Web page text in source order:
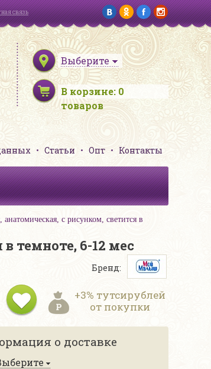
связь
Выберите
В корзине: 0
товаров
Статьи Опт Контакты
с рисунком, светится в
темноте, 6-12 мес
Бренд:
+3% тутсирублей
от покупки
о доставке